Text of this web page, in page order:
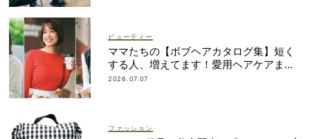
ビューティー
ママたちの【ボブヘアカタログ集】短く
する人、増えてます！愛用ヘアケアまで
全部見せ
2026.07.07
ファッション